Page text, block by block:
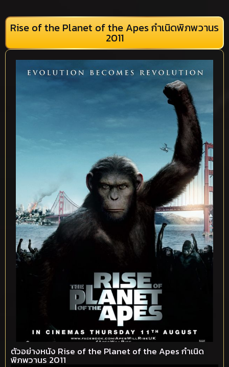
Rise of the Planet of the Apes กำเนิดพิภพวานร
2011
ตัวอย่างหนัง Rise of the Planet of the Apes กำเนิด
พิภพวานร 2011